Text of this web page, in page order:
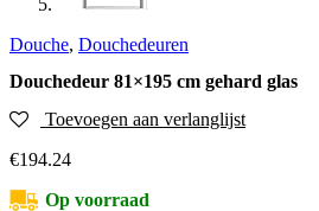
Douche, Douchedeuren
Douchedeur 81×195 cm gehard glas
Toevoegen aan verlanglijst
€194.24
Op voorraad